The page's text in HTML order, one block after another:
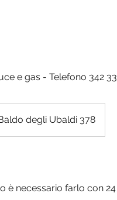
e gas - Telefono 342
degli Ubaldi 378
è necessario farlo con